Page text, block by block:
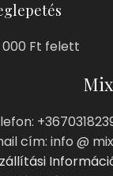
000 Ft felett
cím: info @